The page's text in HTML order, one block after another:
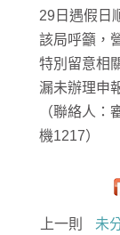
29日遇假日
該局呼籲，
特別留意相
漏未辦理申
（聯絡人
機1217）
上一則
未